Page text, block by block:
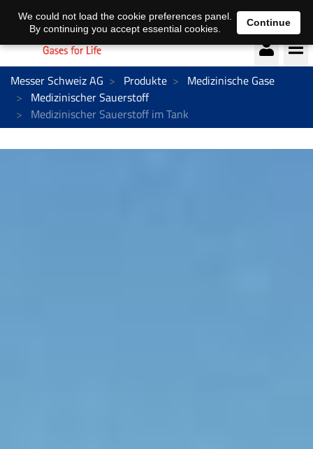
Deutsch français
Messer Schweiz AG Produkte
Medizinische Gase
Medizinischer Sauerstoff
Medizinischer Sauerstoff im Tank
We could not load the cookie preferences panel.
By continuing you accept essential cookies.
Continue